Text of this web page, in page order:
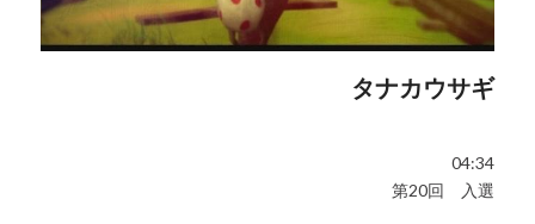
タナカウサギ
04:34
第20回 入選